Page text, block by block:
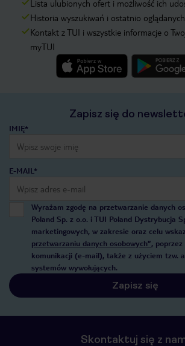
Lista ulubionych ofert i możliwość ich
Historia wyszukiwań i ostatnio
Kontakt z TUI i wszystkie informacje o
myTUI
Zapisz się do
IMIĘ*
E-MAIL*
Wyrażam zgodę na przetwarzanie danych
Poland Sp. z o.o. i TUI Poland Dystrybucja
marketingowych, w zakresie oraz celu
przetwarzaniu danych osobowych”,
komunikacji (e-mail), także z użyciem tzw.
systemów wywołujących.
Zapisz się
Skontaktuj się z